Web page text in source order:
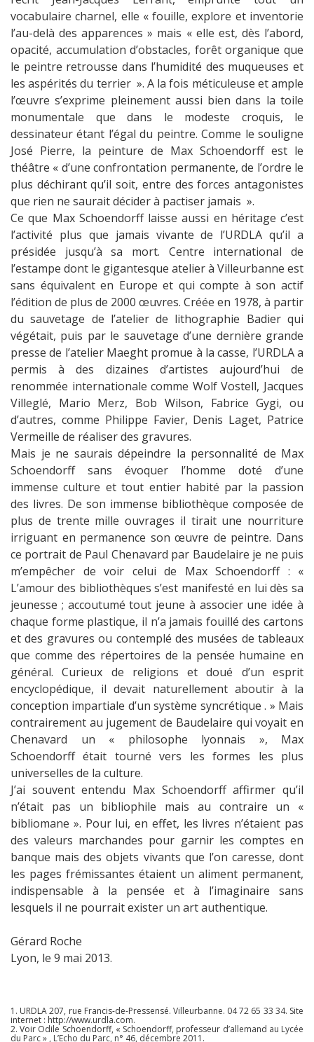
vocabulaire charnel, elle « fouille, explore et inventorie
l’au-delà des apparences » mais « elle est, dès l’abord,
opacité, accumulation d’obstacles, forêt organique que
le peintre retrousse dans l’humidité des muqueuses et
les aspérités du terrier ». A la fois méticuleuse et ample
l’œuvre s’exprime pleinement aussi bien dans la toile
monumentale que dans le modeste croquis, le
dessinateur étant l’égal du peintre. Comme le souligne
José Pierre, la peinture de Max Schoendorff est le
théâtre « d’une confrontation permanente, de l’ordre le
plus déchirant qu’il soit, entre des forces antagonistes
que rien ne saurait décider à pactiser jamais ».
Ce que Max Schoendorff laisse aussi en héritage c’est
l’activité plus que jamais vivante de l’URDLA qu’il a
présidée jusqu’à sa mort. Centre international de
l’estampe dont le gigantesque atelier à Villeurbanne est
sans équivalent en Europe et qui compte à son actif
l’édition de plus de 2000 œuvres. Créée en 1978, à partir
du sauvetage de l’atelier de lithographie Badier qui
végétait, puis par le sauvetage d’une dernière grande
presse de l’atelier Maeght promue à la casse, l’URDLA a
permis à des dizaines d’artistes aujourd’hui de
renommée internationale comme Wolf Vostell, Jacques
Villeglé, Mario Merz, Bob Wilson, Fabrice Gygi, ou
d’autres, comme Philippe Favier, Denis Laget, Patrice
Vermeille de réaliser des gravures.
Mais je ne saurais dépeindre la personnalité de Max
Schoendorff sans évoquer l’homme doté d’une
immense culture et tout entier habité par la passion
des livres. De son immense bibliothèque composée de
plus de trente mille ouvrages il tirait une nourriture
irriguant en permanence son œuvre de peintre. Dans
ce portrait de Paul Chenavard par Baudelaire je ne puis
m’empêcher de voir celui de Max Schoendorff : «
L’amour des bibliothèques s’est manifesté en lui dès sa
jeunesse ; accoutumé tout jeune à associer une idée à
chaque forme plastique, il n’a jamais fouillé des cartons
et des gravures ou contemplé des musées de tableaux
que comme des répertoires de la pensée humaine en
général. Curieux de religions et doué d’un esprit
encyclopédique, il devait naturellement aboutir à la
conception impartiale d’un système syncrétique . » Mais
contrairement au jugement de Baudelaire qui voyait en
Chenavard un « philosophe lyonnais », Max
Schoendorff était tourné vers les formes les plus
universelles de la culture.
J’ai souvent entendu Max Schoendorff affirmer qu’il
n’était pas un bibliophile mais au contraire un «
bibliomane ». Pour lui, en effet, les livres n’étaient pas
des valeurs marchandes pour garnir les comptes en
banque mais des objets vivants que l’on caresse, dont
les pages frémissantes étaient un aliment permanent,
indispensable à la pensée et à l’imaginaire sans
lesquels il ne pourrait exister un art authentique.
Gérard Roche
Lyon, le 9 mai 2013.
1. URDLA 207, rue Francis-de-Pressensé. Villeurbanne. 04 72 65 33 34. Site
internet : http://www.urdla.com.
2. Voir Odile Schoendorff, « Schoendorff, professeur d’allemand au Lycée
du Parc » , L’Echo du Parc, n° 46, décembre 2011.